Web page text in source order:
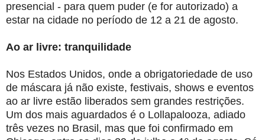
presencial - para quem puder (e for autorizado) a
estar na cidade no período de 12 a 21 de agosto.
Ao ar livre: tranquilidade
Nos Estados Unidos, onde a obrigatoriedade de uso
de máscara já não existe, festivais, shows e eventos
ao ar livre estão liberados sem grandes restrições.
Um dos mais aguardados é o Lollapalooza, adiado
três vezes no Brasil, mas que foi confirmado em